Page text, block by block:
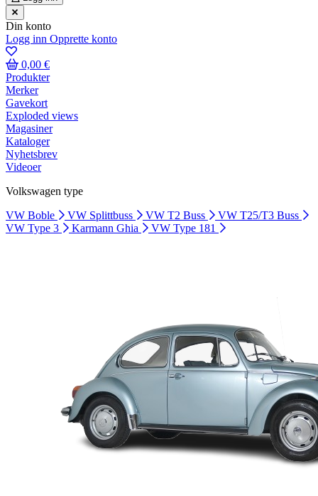
Din konto
Logg inn Opprette konto
0,00 €
Produkter
Merker
Gavekort
Exploded views
Magasiner
Kataloger
Nyhetsbrev
Videoer
Volkswagen type
VW Boble
VW Splittbuss VW T2 Buss
VW T25/T3 Buss
VW Type 3
Karmann Ghia VW Type 181